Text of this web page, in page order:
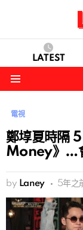
LATEST
電視
鄭埻夏時隔
Money》…
by Laney 5年之